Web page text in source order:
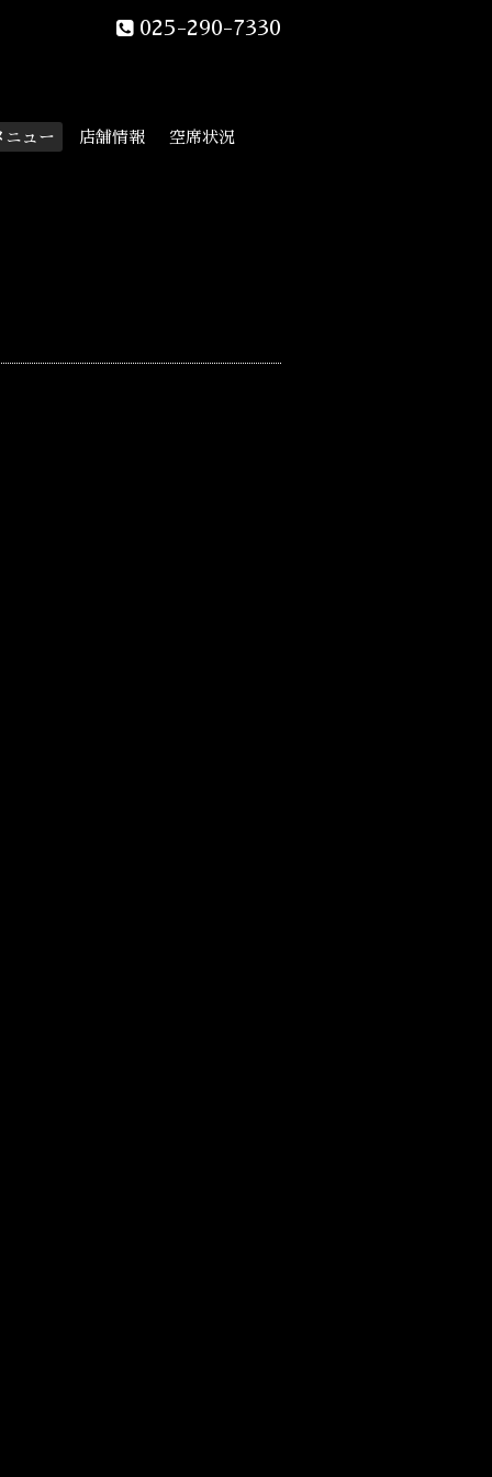
025-290-7330
ニュー 店舗情報 空席状況